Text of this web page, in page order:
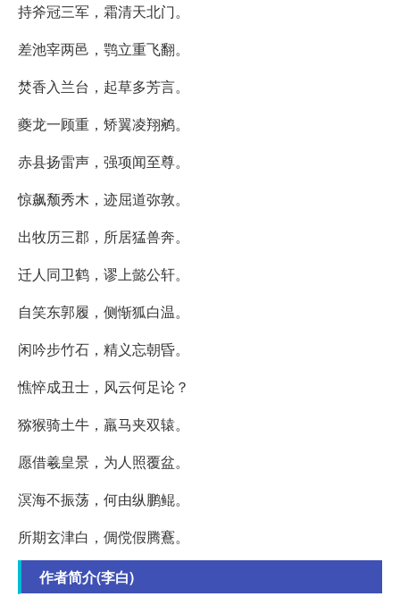
持斧冠三军，霜清天北门。
差池宰两邑，鹗立重飞翻。
焚香入兰台，起草多芳言。
夔龙一顾重，矫翼凌翔鹓。
赤县扬雷声，强项闻至尊。
惊飙颓秀木，迹屈道弥敦。
出牧历三郡，所居猛兽奔。
迁人同卫鹤，谬上懿公轩。
自笑东郭履，侧惭狐白温。
闲吟步竹石，精义忘朝昏。
憔悴成丑士，风云何足论？
猕猴骑土牛，羸马夹双辕。
愿借羲皇景，为人照覆盆。
溟海不振荡，何由纵鹏鲲。
所期玄津白，倜傥假腾鶱。
作者简介(李白)